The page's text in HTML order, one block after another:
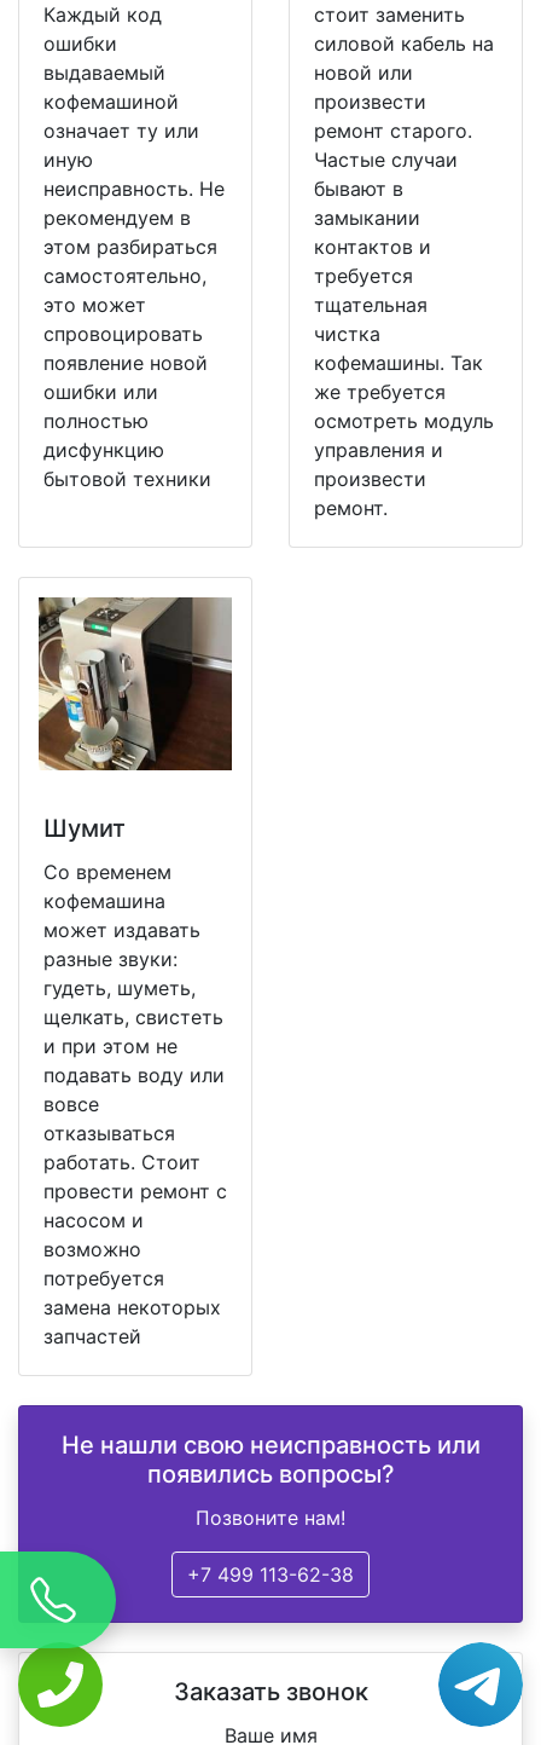
Каждый код
ошибки
выдаваемый
кофемашиной
означает ту или
иную
неисправность. Не
рекомендуем в
этом разбираться
самостоятельно,
это может
спровоцировать
появление новой
ошибки или
полностью
дисфункцию
бытовой техники
стоит заменить
силовой кабель на
новой или
произвести
ремонт старого.
Частые случаи
бывают в
замыкании
контактов и
требуется
тщательная
чистка
кофемашины. Так
же требуется
осмотреть модуль
управления и
произвести
ремонт.
Шумит
Со временем
кофемашина
может издавать
разные звуки:
гудеть, шуметь,
щелкать, свистеть
и при этом не
подавать воду или
вовсе
отказываться
работать. Стоит
провести ремонт с
насосом и
возможно
потребуется
замена некоторых
запчастей
Не нашли свою неисправность или
появились вопросы?
Позвоните нам!
+7 499 113-62-38
Заказать звонок
Ваше имя